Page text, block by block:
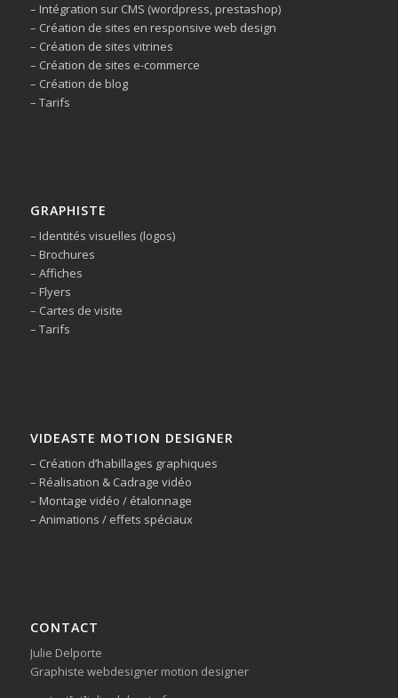
– Intégration sur CMS (wordpress, prestashop)
– Création de sites en responsive web design
– Création de sites vitrines
– Création de sites e-commerce
– Création de blog
– Tarifs
GRAPHISTE
– Identités visuelles (logos)
– Brochures
– Affiches
– Flyers
– Cartes de visite
– Tarifs
VIDEASTE MOTION DESIGNER
– Création d’habillages graphiques
– Réalisation & Cadrage vidéo
– Montage vidéo / étalonnage
– Animations / effets spéciaux
CONTACT
Julie Delporte
Graphiste webdesigner motion designer